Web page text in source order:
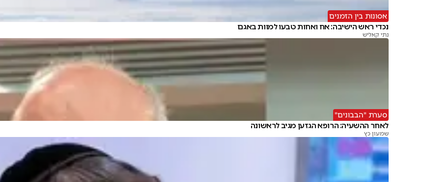
אסונות בין הזמנים
נכדי ראש הישיבה: אח ואחות טבעו למוות באגם
נתי קאליש
סערת "הבבונים"
לאחר ההשעיה: הרופא הגזען מגיב לראשונה
שמעון כץ